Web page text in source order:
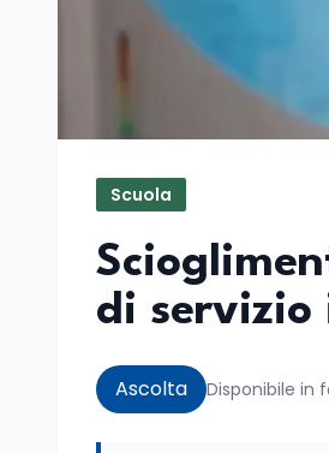
Scuola
di servizio
Ascolta Disponibile in